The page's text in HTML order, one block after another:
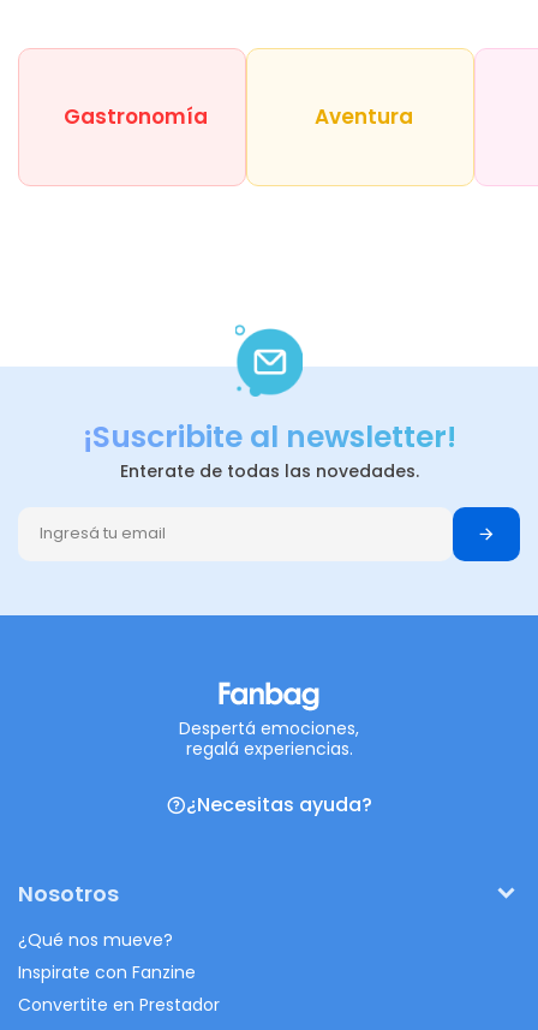
Gastronomía Aventura
¡Suscribite al newsletter!
Enterate de todas las novedades.
Despertá emociones,
regalá experiencias.
¿Necesitas ayuda?
Nosotros
¿Qué nos mueve?
Inspirate con Fanzine
Convertite en Prestador